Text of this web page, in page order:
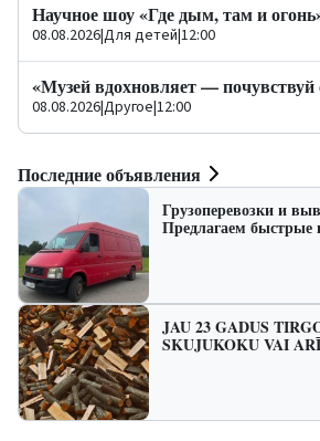
Научное шоу «Где дым, там и
08.08.2026|Для детей|12:00
«Музей вдохновляет — почувствуй
08.08.2026|Другое|12:00
Последние объявления
Грузоперевозки и
Предлагаем
JAU 23 GADUS
SKUJUKOKU VAI